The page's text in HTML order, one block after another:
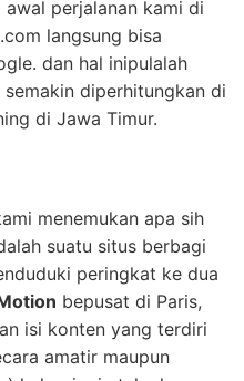
perjalanan kami di
langsung bisa
dan hal inipulalah
diperhitungkan di
di Jawa Timur.
menemukan apa sih
suatu situs berbagi
peringkat ke dua
bepusat di Paris,
isi konten yang terdiri
amatir maupun